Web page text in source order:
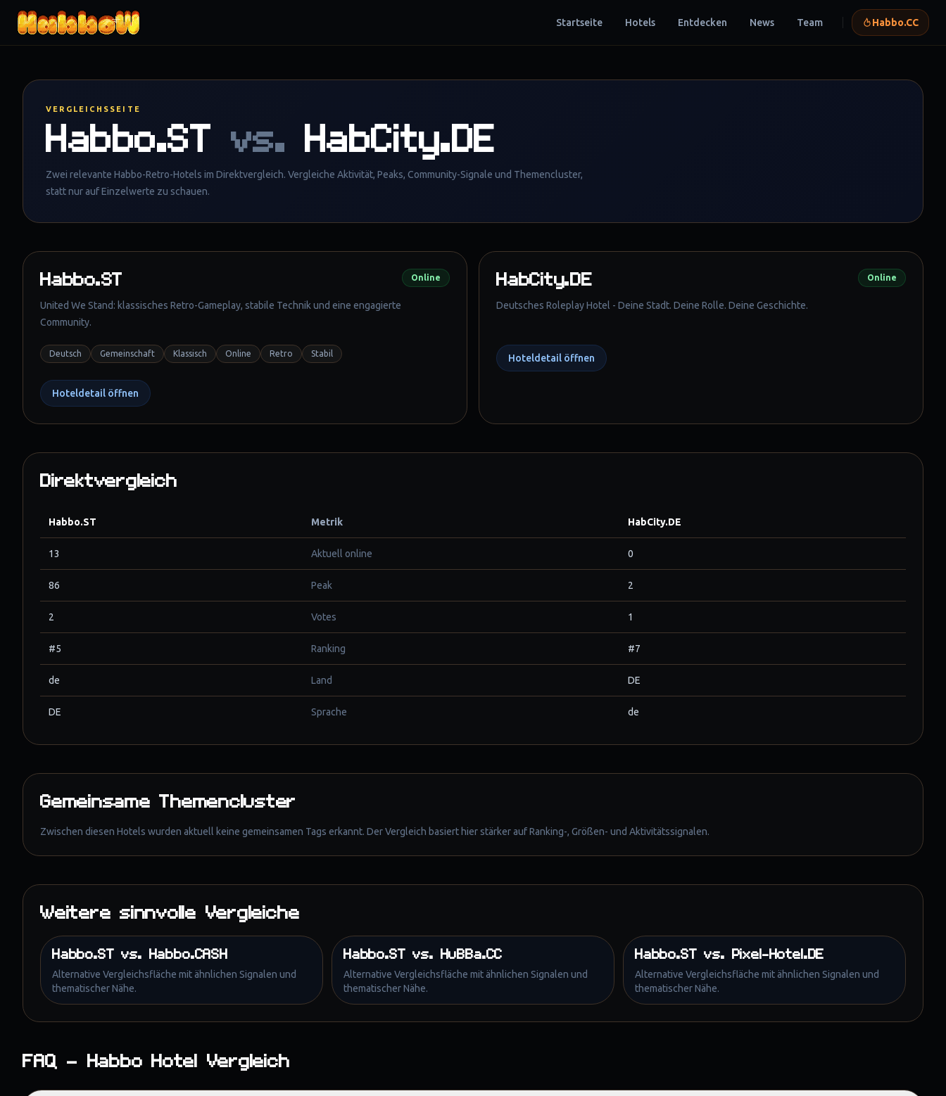
Zum Inhalt springen Startseite Hotels Entdecken News Team Habbo.CC
(öffnet in neuem
VERGLEICHSSEITE
Habbo.ST vs. HabCity.DE
Zwei relevante Habbo-Retro-Hotels im Direktvergleich. Vergleiche Aktivität, Peaks, Community-Signale und Themencluster,
statt nur auf Einzelwerte zu schauen.
Habbo.ST
United We Stand: klassisches Retro-Gameplay, stabile Technik und eine engagierte
Community.
Online
Deutsch Gemeinschaft Klassisch Online Retro Stabil
Hoteldetail öffnen
HabCity.DE
Deutsches Roleplay Hotel - Deine Stadt. Deine Rolle. Deine Geschichte.
Online
Hoteldetail öffnen
Direktvergleich
Habbo.ST Metrik HabCity.DE
13 Aktuell online 0
86 Peak 2
2 Votes 1
#5 Ranking #7
de Land DE
DE Sprache de
Gemeinsame Themencluster
Zwischen diesen Hotels wurden aktuell keine gemeinsamen Tags erkannt. Der Vergleich basiert hier stärker auf Ranking-, Größen- und Aktivitätssignalen.
Weitere sinnvolle Vergleiche
Habbo.ST vs. Habbo.CASH
Alternative Vergleichsfläche mit ähnlichen Signalen und
thematischer Nähe.
Habbo.ST vs. HuBBa.CC
Alternative Vergleichsfläche mit ähnlichen Signalen und
thematischer Nähe.
Habbo.ST vs. Pixel-Hotel.DE
Alternative Vergleichsfläche mit ähnlichen Signalen und
thematischer Nähe.
FAQ – Habbo Hotel Vergleich